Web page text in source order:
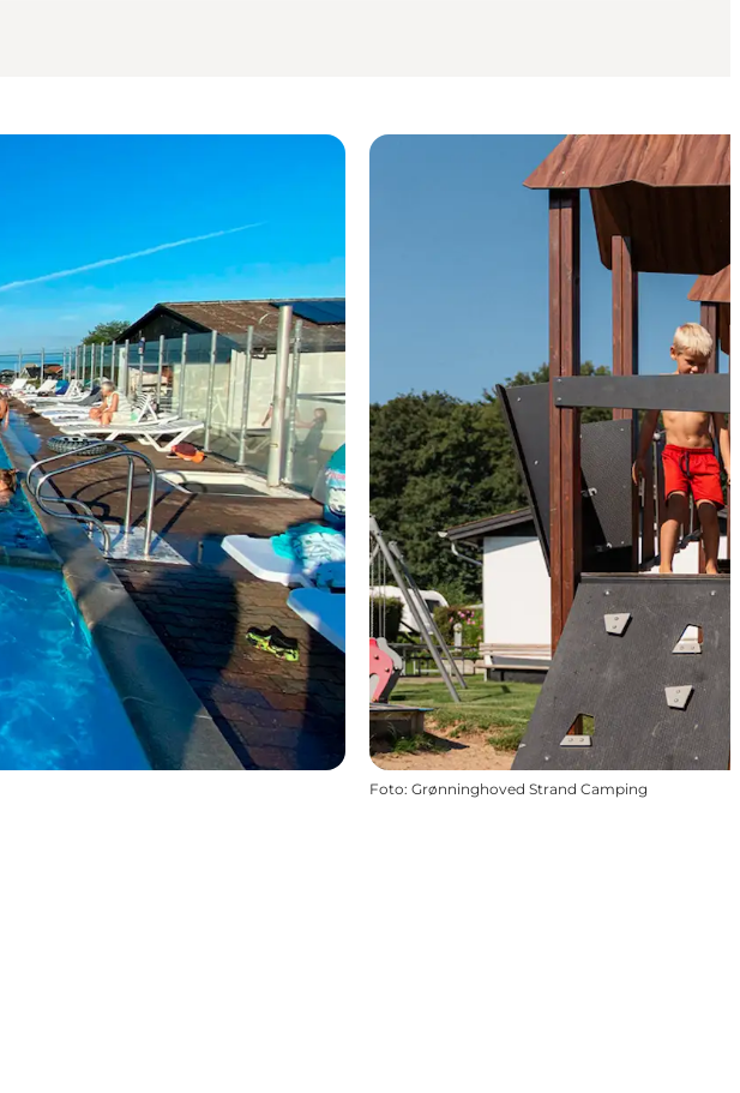
Foto: Grønninghoved Strand Camping